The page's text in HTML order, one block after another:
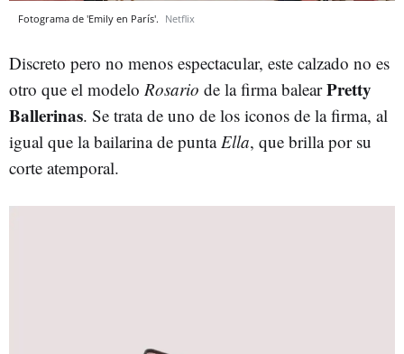
Fotograma de 'Emily en París'. Netflix
Discreto pero no menos espectacular, este calzado no es
otro que el modelo Rosario de la firma balearPretty
Ballerinas. Se trata de uno de los iconos de la firma, al
igual que la bailarina de punta Ella, que brilla por su
corte atemporal.